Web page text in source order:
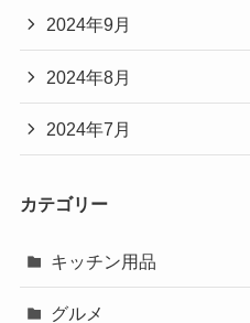
2024年9月
2024年8月
2024年7月
カテゴリー
キッチン用品
グルメ